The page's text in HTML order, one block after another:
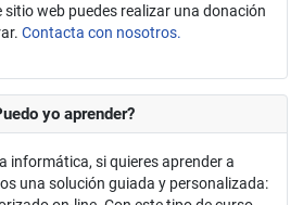
web puedes realizar una donación
Contacta con nosotros.
yo aprender?
informática, si quieres aprender a
una solución guiada y personalizada: